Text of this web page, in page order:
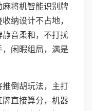
将机智能识别牌
纳设计不占地，
音柔和，不打扰
闲暇组局，满是
倒胡玩法，主打
直接算分，机器